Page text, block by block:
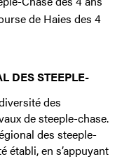
de Haies des 4
DES STEEPLE-
des
de steeple-chase.
des steeple-
établi, en s’appuyant